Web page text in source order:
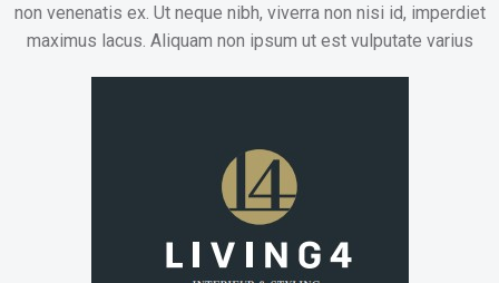
non venenatis ex. Ut neque nibh, viverra non nisi id, imperdiet
maximus lacus. Aliquam non ipsum ut est vulputate varius